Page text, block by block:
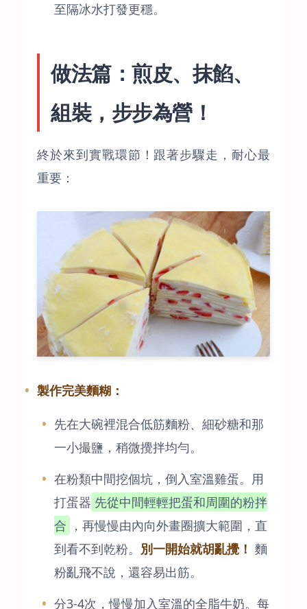
至隔冰水打發更穩。
做法篇：煎皮、抹餡、
組裝，步步為營！
終於來到實戰環節！跟著步驟走，耐心最
重要：
製作完美麵糊：
先在大碗裡混合低筋麵粉、細砂糖和那
一小撮鹽，稍微攪拌均勻。
在粉類中間挖個坑，倒入室溫雞蛋。用
打蛋器 先從中間輕輕把蛋和周圍的粉拌
合 ，再慢慢由內向外畫圈擴大範圍，直
到看不到乾粉。 別一開始就胡亂攪！ 麵
粉亂飛不說，還容易出筋。
分3-4次，慢慢加入室溫的全脂牛奶。每